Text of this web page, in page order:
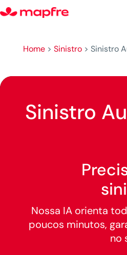
Home> Sinistro> Sinistro
Sinistro
Nossa IA orienta
poucos minutos,
no